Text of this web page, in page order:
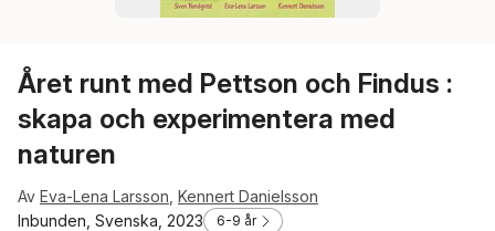
Året runt med Pettson och Findus :
skapa och experimentera med
naturen
Av Eva-Lena Larsson Kennert Danielsson
Inbunden, Svenska, 2023
6-9 år